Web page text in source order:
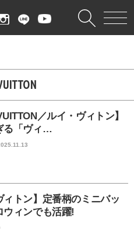
／ルイ・ヴィトン】
る「ヴィ…
ィトン】定番柄のミニバッ
ウィンでも活躍!